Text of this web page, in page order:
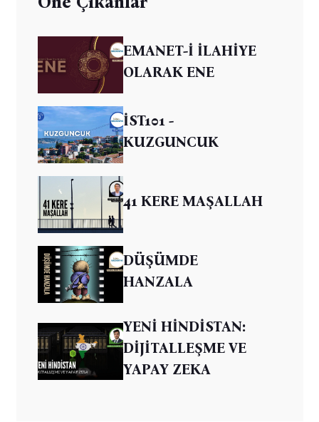
EMANET-İ İLAHİYE
OLARAK ENE
İST101 -
KUZGUNCUK
41 KERE MAŞALLAH
DÜŞÜMDE
HANZALA
YENİ HİNDİSTAN:
DİJİTALLEŞME VE
YAPAY ZEKA